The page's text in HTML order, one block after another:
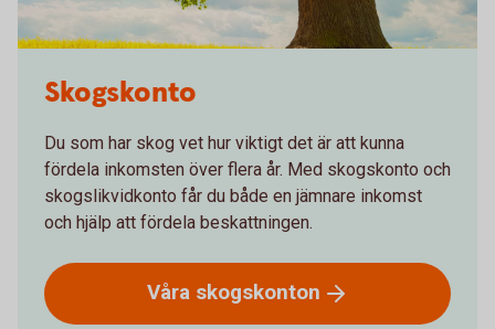
Skogskonto
Du som har skog vet hur viktigt det är att kunna
fördela inkomsten över flera år. Med skogskonto och
skogslikvidkonto får du både en jämnare inkomst
och hjälp att fördela beskattningen.
Våra skogskonton